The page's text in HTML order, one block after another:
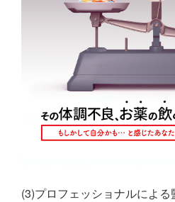
(3)プロフェッショナルによる